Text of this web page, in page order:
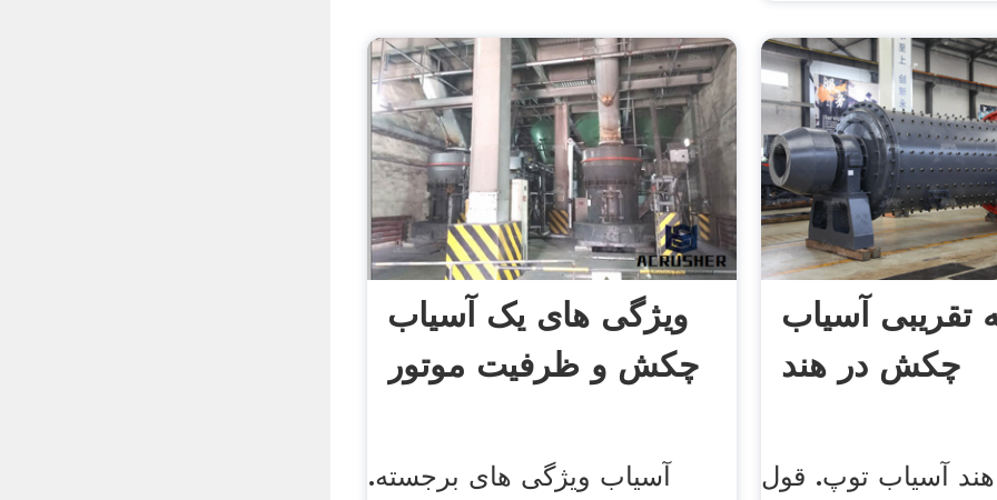
ویژگی های یک آسیاب
چکش و ظرفیت موتور
آسیاب ویژگی های برجسته.
تقریبی آسیاب
چکش در هند
آسیاب توپ. قول